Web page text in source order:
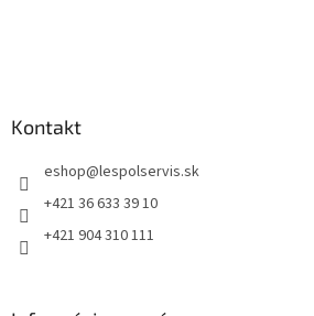
Kontakt
eshop@lespolservis.sk
+421 36 633 39 10
+421 904 310 111